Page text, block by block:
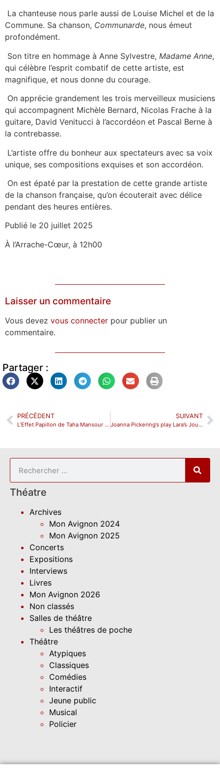
Théatre
Archives
Mon Avignon 2024
Mon Avignon 2025
Concerts
Expositions
Interviews
Livres
Mon Avignon 2026
Non classés
Salles de théâtre
Les théâtres de poche
Théâtre
Atypiques
Classiques
Comédies
Interactif
Jeune public
Musical
Policier
La chanteuse nous parle aussi de Louise Michel et de la
Commune. Sa chanson, Communarde, nous émeut
profondément.
Son titre en hommage à Anne Sylvestre, Madame Anne,
qui célèbre l’esprit combatif de cette artiste, est
magnifique, et nous donne du courage.
On apprécie grandement les trois merveilleux musiciens
qui accompagnent Michèle Bernard, Nicolas Frache à la
guitare, David Venitucci à l’accordéon et Pascal Berne à
la contrebasse.
L’artiste offre du bonheur aux spectateurs avec sa voix
unique, ses compositions exquises et son accordéon.
On est épaté par la prestation de cette grande artiste
de la chanson française, qu’on écouterait avec délice
pendant des heures entières.
Publié le 20 juillet 2025
À l’Arrache-Cœur, à 12h00
Laisser un commentaire
Vous devez vous connecter pour publier un
commentaire.
Partager :
PRÉCÉDENT
L’Effet Papillon de Taha Mansour revu au Théâtre les 3S
SUIVANT
Joanna Pickering’s play Lara’s Journey Surpasses All Expectations—Masterful and Stunning Work.